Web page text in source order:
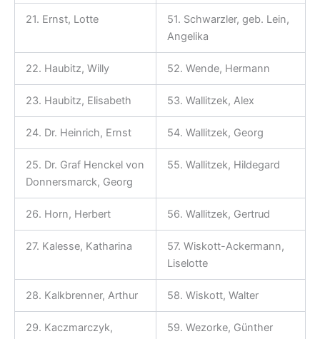
21. Ernst, Lotte
51. Schwarzler, geb. Lein,
Angelika
22. Haubitz, Willy 52. Wende, Hermann
23. Haubitz, Elisabeth 53. Wallitzek, Alex
24. Dr. Heinrich, Ernst 54. Wallitzek, Georg
25. Dr. Graf Henckel von
Donnersmarck, Georg
55. Wallitzek, Hildegard
26. Horn, Herbert 56. Wallitzek, Gertrud
27. Kalesse, Katharina
57. Wiskott-Ackermann,
Liselotte
28. Kalkbrenner, Arthur 58. Wiskott, Walter
29. Kaczmarczyk,
59. Wezorke, Günther